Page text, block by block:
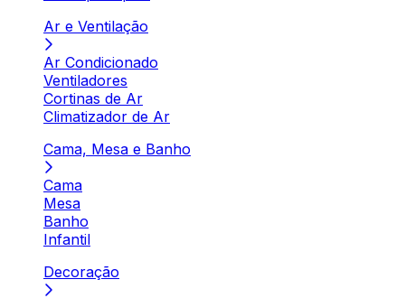
Ar e Ventilação
Ar Condicionado
Ventiladores
Cortinas de Ar
Climatizador de Ar
Cama, Mesa e Banho
Cama
Mesa
Banho
Infantil
Decoração